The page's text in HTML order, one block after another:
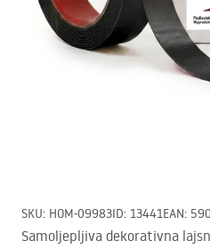
SKU: HOM-09983ID: 13441EAN:
Samoljepljiva dekorativna